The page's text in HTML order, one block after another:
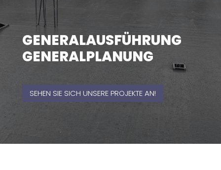
GENERALAUSFÜHRUNG
GENERALPLANUNG
SEHEN SIE SICH UNSERE PROJEKTE AN!